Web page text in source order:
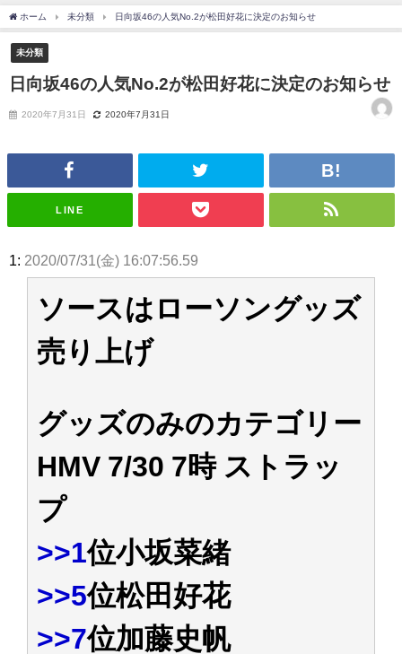
日向坂46まとめのまとめ / 【日向坂46】富田鈴花、次の事務所が決まって
そう！？
ハ！』ミーグリ日程がこちら
乃木坂あんてな ～乃木坂46・欅坂46・日向坂46のニュース・情報・話題
をピックアップ / 日向坂46卒業後初共演！佐々木久美さん、師匠オードリー若
欅坂46/日向坂46まとめのまとめ / 『anan』の表紙の櫻坂46さん、多様性
欅坂46/日向坂46まとめのまとめ / 日向坂46より重大発表！！！！
日向坂46まとめのまとめ / 【朗報】増田三莉音さんの生足
wwwwwwwwwwww
日向坂46まとめのまとめ / 筒井あやめ、アレをチラリ。こういう偶然の方
これも素晴らしい
日向坂46まとめのまとめ / これから彼氏と行為する直前の賀喜遥香、やば
アイドル – ぷぅアンテナ / 「乃木坂46ののぎおび⊿」北野日奈子が生配
信！【2022.3.22 17:15〜 SHOWROOM】
アイドル – ぷぅアンテナ / 【乃木坂46】日村勇紀 gif職人が切り抜いた名シ
ーン.gif
ふぇどみ！ / 【悲報】呪術廻戦、視聴率5.1%
ふぇどみ！ / 【画像】スポ－ツキャスターお姉さん・ハメまくりだったｗｗ
ふぇどみ！ / 【悲報】母「裕福な過程が高学歴になるとか大嘘。教育に金を
かけまくったうちの息子が団地住みの貧乏に学歴で負けた」
Powered by livedoor 相互RSS
ホーム 未分類 日向坂46の人気No.2が松田好花に決定のお知らせ
未分類
日向坂46の人気No.2が松田好花に決定のお知らせ
2020年7月31日 2020年7月31日
LINE
1: 2020/07/31(金) 16:07:56.59
ソースはローソングッズ
売り上げ
グッズのみのカテゴリー
HMV 7/30 7時 ストラッ
プ
>>1位小坂菜緒
>>5位松田好花
>>7位加藤史帆